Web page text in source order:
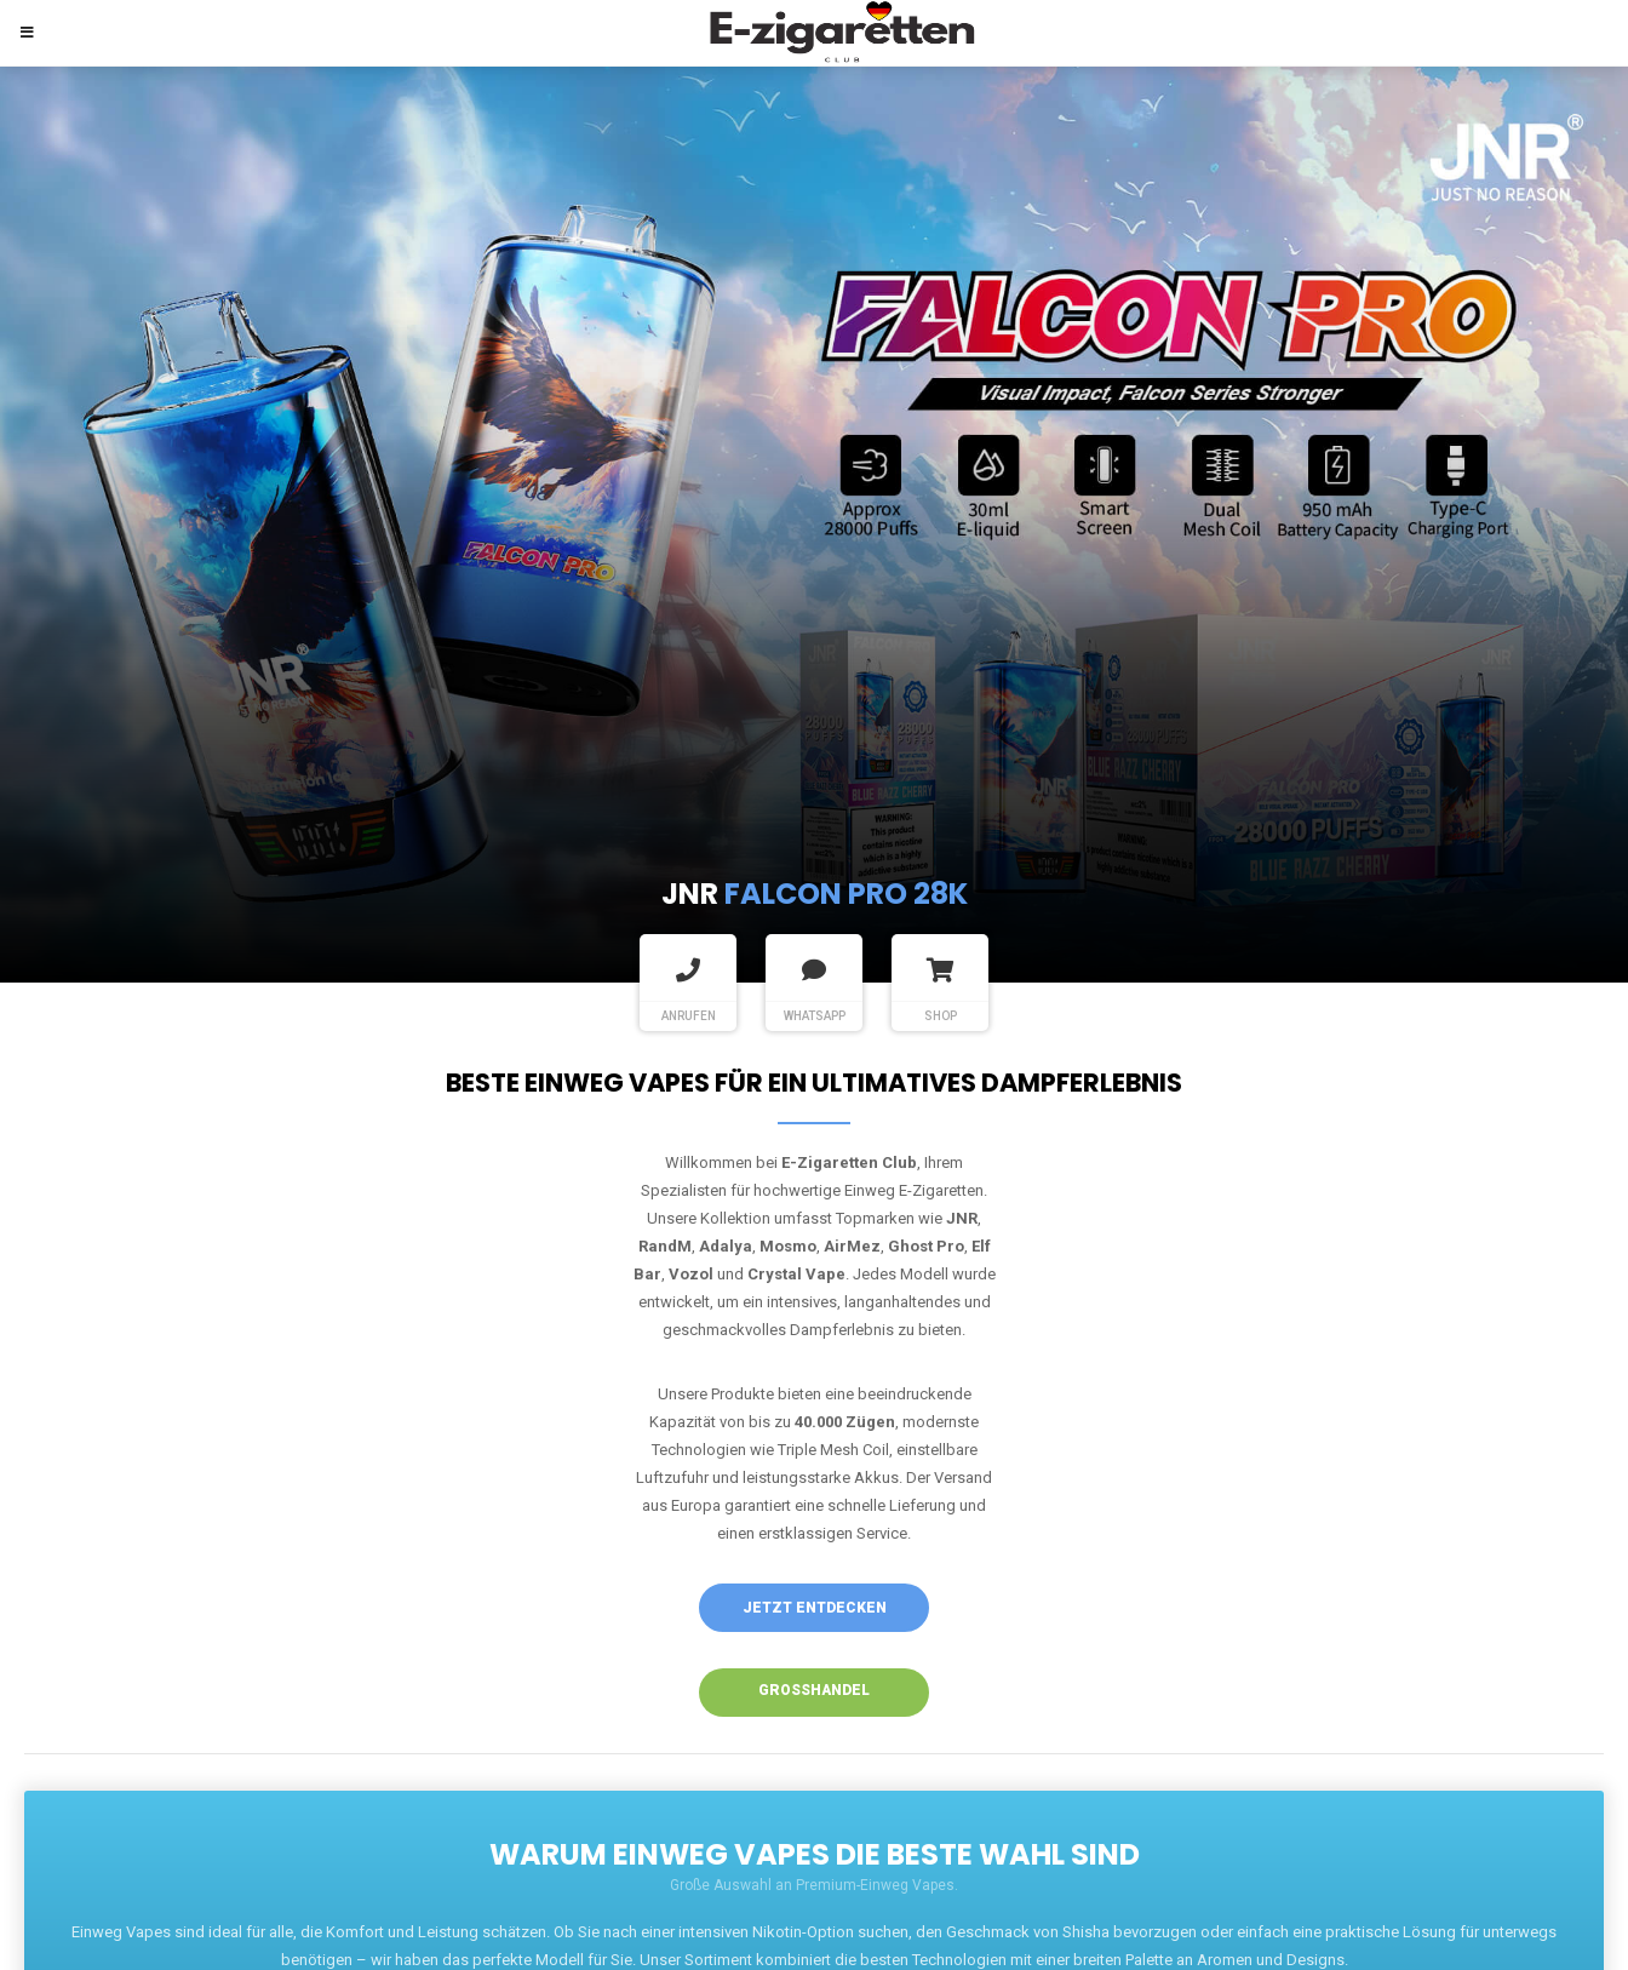
JNR FALCON PRO 28K
ANRUFEN WHATSAPP SHOP
BESTE EINWEG VAPES FÜR EIN ULTIMATIVES DAMPFERLEBNIS
Willkommen bei E-Zigaretten Club, Ihrem
Spezialisten für hochwertige Einweg E-Zigaretten.
Unsere Kollektion umfasst Topmarken wie JNR,
RandM, Adalya, Mosmo, AirMez, Ghost Pro, Elf
Bar, Vozol und Crystal Vape. Jedes Modell wurde
entwickelt, um ein intensives, langanhaltendes und
geschmackvolles Dampferlebnis zu bieten.
Unsere Produkte bieten eine beeindruckende
Kapazität von bis zu 40.000 Zügen, modernste
Technologien wie Triple Mesh Coil, einstellbare
Luftzufuhr und leistungsstarke Akkus. Der Versand
aus Europa garantiert eine schnelle Lieferung und
einen erstklassigen Service.
JETZT ENTDECKEN
GROSSHANDEL
WARUM EINWEG VAPES DIE BESTE WAHL SIND
Große Auswahl an Premium-Einweg Vapes.
Einweg Vapes sind ideal für alle, die Komfort und Leistung schätzen. Ob Sie nach einer intensiven Nikotin-Option suchen, den Geschmack von Shisha bevorzugen oder einfach eine praktische Lösung für unterwegs
benötigen – wir haben das perfekte Modell für Sie. Unser Sortiment kombiniert die besten Technologien mit einer breiten Palette an Aromen und Designs.